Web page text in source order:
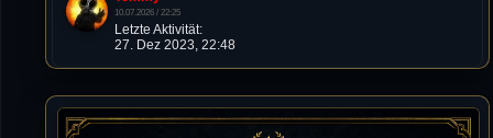
10.07.2026 / 22:25
Letzte Aktivität:
27. Dez 2023, 22:48
DieWildeHilde
10.07.2026 / 12:48
Happy Birthday Chickpea